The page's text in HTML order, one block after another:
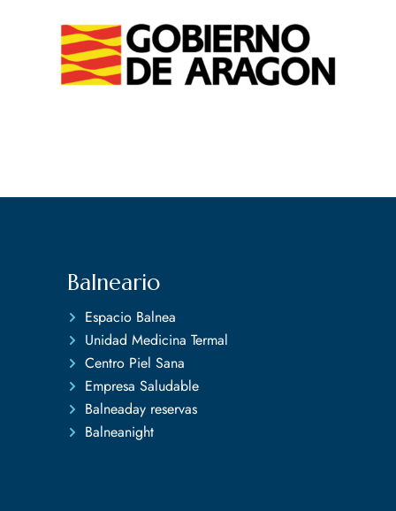
Balneario
Espacio Balnea
Unidad Medicina Termal
Centro Piel Sana
Empresa Saludable
Balneaday reservas
Balneanight